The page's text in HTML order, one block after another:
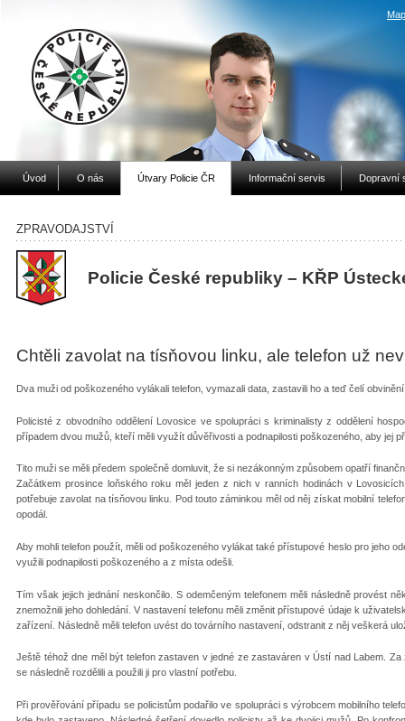
Úvod O nás Útvary Policie ČR Informační servis Dopravní
ZPRAVODAJSTVÍ
Policie České republiky – KŘP
Chtěli zavolat na tísňovou linku, ale telefon už
Dva muži od poškozeného vylákali telefon, vymazali data, zastavili ho a teď čelí
Policisté z obvodního oddělení Lovosice ve spolupráci s kriminalisty z oddělení
případem dvou mužů, kteří měli využít důvěřivosti a podnapilosti poškozeného, aby jej
Tito muži se měli předem společně domluvit, že si nezákonným způsobem opatří
Začátkem prosince loňského roku měl jeden z nich v ranních hodinách v
potřebuje zavolat na tísňovou linku. Pod touto záminkou měl od něj získat mobilní
opodál.
Aby mohli telefon použít, měli od poškozeného vylákat také přístupové heslo pro jeho
využili podnapilosti poškozeného a z místa odešli.
Tím však jejich jednání neskončilo. S odemčeným telefonem měli následně provést
znemožnili jeho dohledání. V nastavení telefonu měli změnit přístupové údaje k
zařízení. Následně měli telefon uvést do továrního nastavení, odstranit z něj veškerá
Ještě téhož dne měl být telefon zastaven v jedné ze zastaváren v Ústí nad Labem.
se následně rozdělili a použili ji pro vlastní potřebu.
Při prověřování případu se policistům podařilo ve spolupráci s výrobcem mobilního